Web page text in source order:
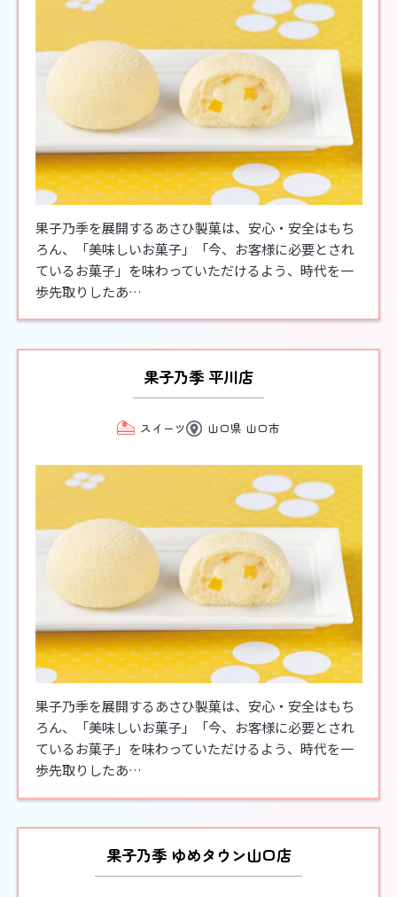
果子乃季を展開するあさひ製菓は、安心・安全はもち
ろん、「美味しいお菓子」「今、お客様に必要とされ
ているお菓子」を味わっていただけるよう、時代を一
歩先取りしたあ…
果子乃季 平川店
スイーツ 山口県 山口市
果子乃季を展開するあさひ製菓は、安心・安全はもち
ろん、「美味しいお菓子」「今、お客様に必要とされ
ているお菓子」を味わっていただけるよう、時代を一
歩先取りしたあ…
果子乃季 ゆめタウン山口店